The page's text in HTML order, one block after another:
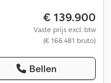
€ 139.900
Vaste prijs excl. btw
(€ 166.481 bruto)
Bellen